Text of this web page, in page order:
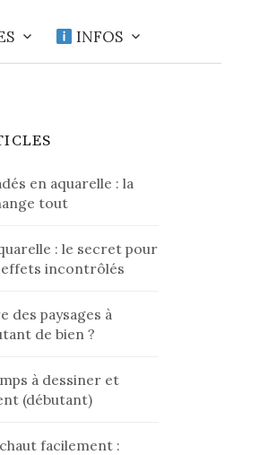
INFOS
en aquarelle : la
tout
: le secret pour
effets incontrôlés
des paysages à
de bien ?
à dessiner et
(débutant)
facilement :